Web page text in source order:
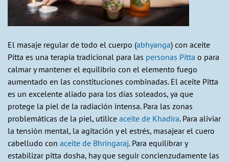
El masaje regular de todo el cuerpo (abhyanga) con aceite
Pitta es una terapia tradicional para las personas Pitta o para
calmar y mantener el equilibrio con el elemento fuego
aumentado en las constituciones combinadas. El aceite Pitta
es un excelente aliado para los días soleados, ya que
protege la piel de la radiación intensa. Para las zonas
problemáticas de la piel, utilice aceite de Khadira. Para aliviar
la tensión mental, la agitación y el estrés, masajear el cuero
cabelludo con aceite de Bhringaraj. Para equilibrar y
estabilizar pitta dosha, hay que seguir concienzudamente las